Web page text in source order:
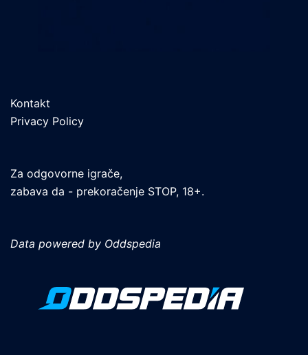
Kontakt
Privacy Policy
Za odgovorne igrače,
zabava da - prekoračenje STOP, 18+.
Data powered by Oddspedia